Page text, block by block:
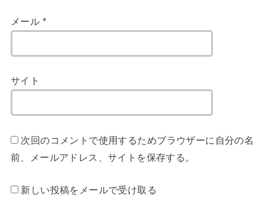
メール *
サイト
次回のコメントで使用するためブラウザーに自分の名
前、メールアドレス、サイトを保存する。
新しい投稿をメールで受け取る